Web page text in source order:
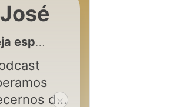
la novedad
de